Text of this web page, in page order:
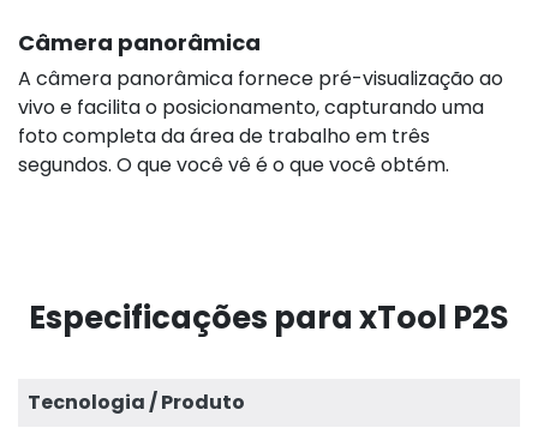
Câmera panorâmica
A câmera panorâmica fornece pré-visualização ao
vivo e facilita o posicionamento, capturando uma
foto completa da área de trabalho em três
segundos. O que você vê é o que você obtém.
Especificações para xTool P2S
Tecnologia / Produto